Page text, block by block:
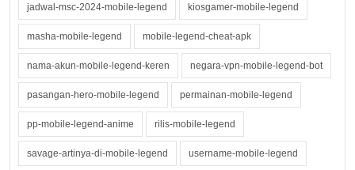
jadwal-msc-2024-mobile-legend kiosgamer-mobile-legend
masha-mobile-legend mobile-legend-cheat-apk
nama-akun-mobile-legend-keren negara-vpn-mobile-legend-bot
pasangan-hero-mobile-legend permainan-mobile-legend
pp-mobile-legend-anime rilis-mobile-legend
savage-artinya-di-mobile-legend username-mobile-legend